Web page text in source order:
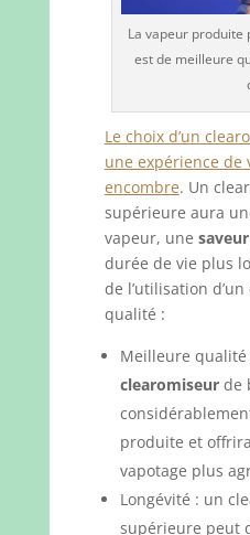
La vapeur
est de meilleure
Le choix d’un
une expérience de
encombre. Un
supérieure aura
vapeur, une saveur
durée de vie plus
de l’utilisation
qualité :
Meilleure
clearomiseurde
produite et
vapotage plus
Longévité : un
supérieure peut